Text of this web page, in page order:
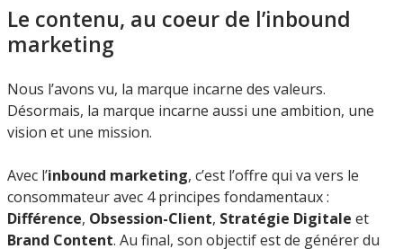
Le contenu, au coeur de l’inbound
marketing
Nous l’avons vu, la marque incarne des valeurs.
Désormais, la marque incarne aussi une ambition, une
vision et une mission.
Avec l’inbound marketing, c’est l’offre qui va vers le
consommateur avec 4 principes fondamentaux :
Différence, Obsession-Client, Stratégie Digitale et
Brand Content. Au final, son objectif est de générer du